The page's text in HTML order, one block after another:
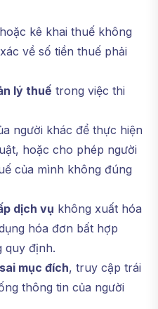
hoặc kê khai thuế không
về số tiền thuế phải
lý thuế trong việc thi
người khác để thực hiện
hoặc cho phép người
của mình không đúng
dịch vụ không xuất hóa
hóa đơn bất hợp
quy định.
mục đích, truy cập trái
thông tin của người